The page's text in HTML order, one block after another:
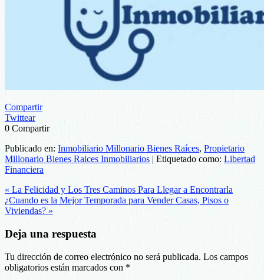
Compartir
Twittear
0 Compartir
Publicado en: Inmobiliario Millonario Bienes Raíces, Propietario
Millonario Bienes Raices Inmobiliarios | Etiquetado como: Libertad
Financiera
« La Felicidad y Los Tres Caminos Para Llegar a Encontrarla
¿Cuando es la Mejor Temporada para Vender Casas, Pisos o
Viviendas? »
Deja una respuesta
Tu dirección de correo electrónico no será publicada. Los campos
obligatorios están marcados con *